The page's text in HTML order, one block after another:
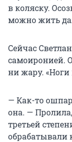
в коляску.
можно жить
Сейчас
самоиронией.
ни жару. «Ноги
— Как-то
она. —
третьей
обрабатывали